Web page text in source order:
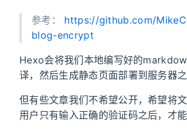
参考： https://github.com/
blog-encrypt
Hexo会将我们本地编写好的
译，然后生成静态页面部署到服务器之
但有些文章我们不希望公开，希望将文
用户只有输入正确的验证码之后，才能